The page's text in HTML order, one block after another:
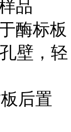
品
酶标板
壁，轻
后置